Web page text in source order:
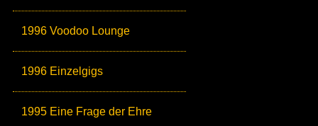
1996 Voodoo Lounge
1996 Einzelgigs
1995 Eine Frage der Ehre